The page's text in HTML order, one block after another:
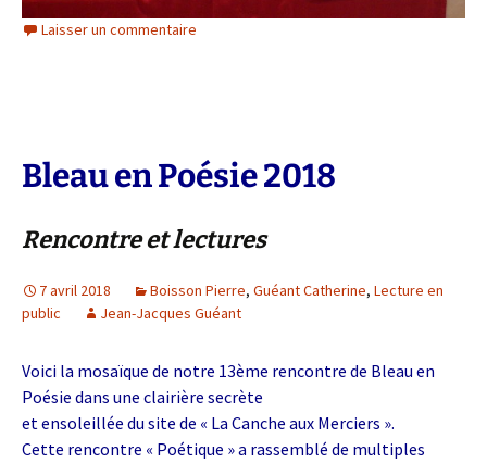
Laisser un commentaire
Bleau en Poésie 2018
Rencontre et lectures
7 avril 2018 Boisson Pierre, Guéant Catherine, Lecture en
public
Jean-Jacques Guéant
Voici la mosaïque de notre 13ème rencontre de Bleau en
Poésie dans une clairière secrète
et ensoleillée du site de « La Canche aux Merciers ».
Cette rencontre « Poétique » a rassemblé de multiples